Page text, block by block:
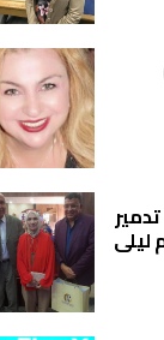
تدمير
ليلى